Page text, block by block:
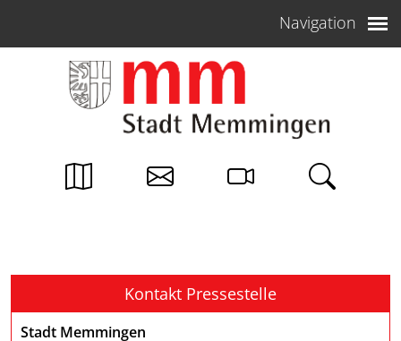
Navigation
Kontakt Pressestelle
Stadt Memmingen